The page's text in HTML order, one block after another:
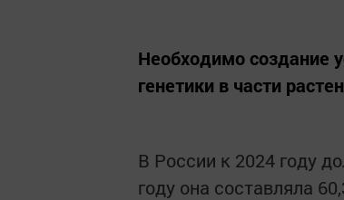
Необходимо создание
генетики в части
В России к 2024 году
году она составляла